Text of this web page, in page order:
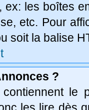
ex: les boîtes
etc. Pour
soit la balise
?
le